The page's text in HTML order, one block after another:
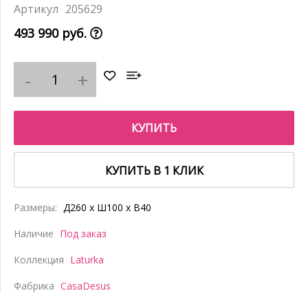
205629
493 990 руб.
КУПИТЬ
КУПИТЬ В 1 КЛИК
Размеры: Д260 x Ш100 x В40
Наличие Под заказ
Коллекция Laturka
Фабрика CasaDesus